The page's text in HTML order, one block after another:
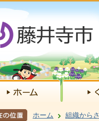
ホーム 組織から